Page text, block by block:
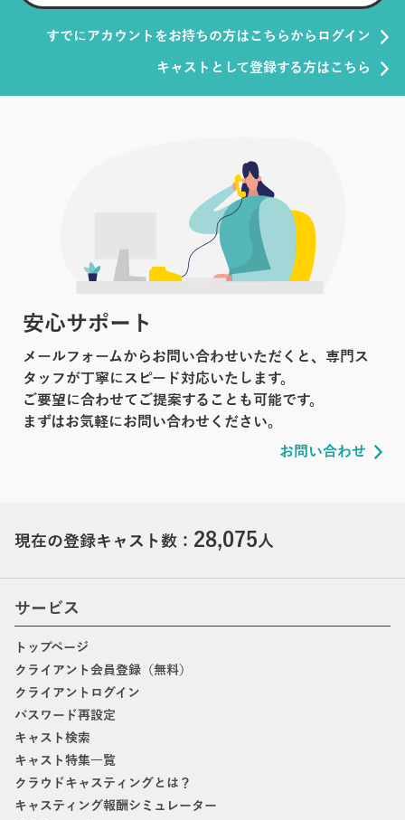
すでにアカウントをお持ちの方はこちらからログイン
キャストとして登録する方はこちら
安心サポート
メールフォームからお問い合わせいただくと、専門ス
タッフが丁寧にスピード対応いたします。
ご要望に合わせてご提案することも可能です。
まずはお気軽にお問い合わせください。
お問い合わせ
現在の登録キャスト数： 28,075人
サービス
トップページ
クライアント会員登録（無料）
クライアントログイン
パスワード再設定
キャスト検索
キャスト特集一覧
クラウドキャスティングとは？
キャスティング報酬シミュレーター